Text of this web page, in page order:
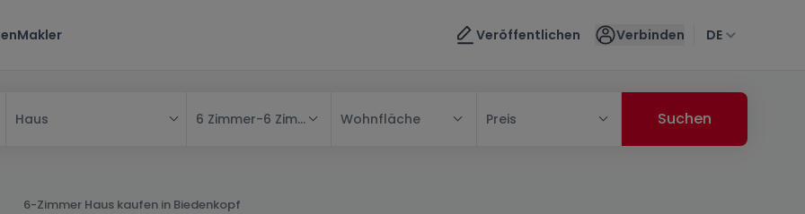
Makler Veröffentlichen Verbinden DE
Haus 6 Zimmer- 6 Zimmer Wohnfläche Preis
6-Zimmer Haus kaufen in Biedenkopf